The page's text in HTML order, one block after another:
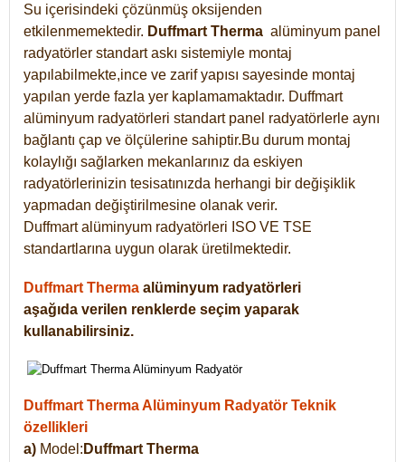
Su içerisindeki çözünmüş oksijenden
etkilenmemektedir. Duffmart Therma alüminyum panel
radyatörler standart askı sistemiyle montaj
yapılabilmekte,ince ve zarif yapısı sayesinde montaj
yapılan yerde fazla yer kaplamamaktadır. Duffmart
alüminyum radyatörleri standart panel radyatörlerle aynı
bağlantı çap ve ölçülerine sahiptir.Bu durum montaj
kolaylığı sağlarken mekanlarınız da eskiyen
radyatörlerinizin tesisatınızda herhangi bir değişiklik
yapmadan değiştirilmesine olanak verir.
Duffmart alüminyum radyatörleri ISO VE TSE
standartlarına uygun olarak üretilmektedir.
Duffmart Therma alüminyum radyatörleri
aşağıda verilen renklerde seçim yaparak
kullanabilirsiniz.
Duffmart Therma Alüminyum Radyatör Teknik
özellikleri
a) Model: Duffmart Therma